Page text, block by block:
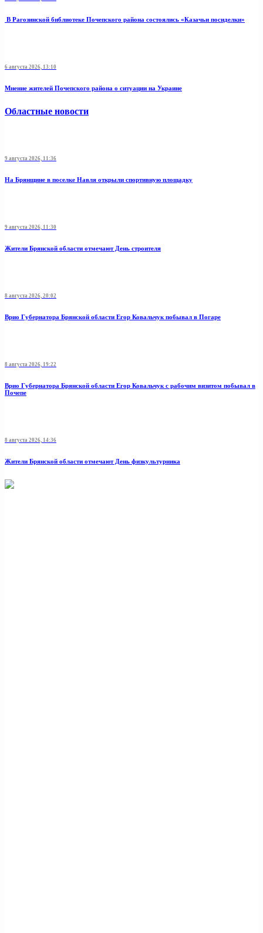
В Рагозинской библиотеке Почепского района состоялись «Казачьи посиделки»
6 августа 2026, 13:10
Мнение жителей Почепского района о ситуации на Украине
Областные новости
9 августа 2026, 11:36
На Брянщине в поселке Навля открыли спортивную площадку
9 августа 2026, 11:30
Жители Брянской области отмечают День строителя
8 августа 2026, 20:02
Врио Губернатора Брянской области Егор Ковальчук побывал в Погаре
8 августа 2026, 19:22
Врио Губернатора Брянской области Егор Ковальчук с рабочим визитом побывал в
Почепе
8 августа 2026, 14:36
Жители Брянской области отмечают День физкультурника